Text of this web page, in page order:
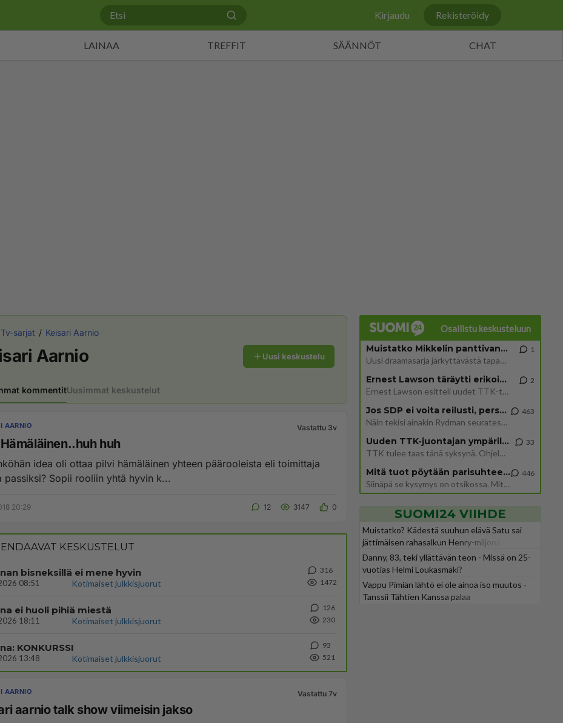
Kirjaudu Rekisteröidy
LAINAA TREFFIT SÄÄNNÖT CHAT
Tv-sarjat Keisari Aarnio
Aarnio Uusi keskustelu
kommentitUusimmat keskustelut
AARNIO Vastattu 3v
huh
idea oli ottaa pilvi hämäläinen yhteen päärooleista eli toimittaja
passiksi? Sopii rooliin yhtä hyvin k...
20:29 12 3147 0
KESKUSTELUT
bisneksillä ei mene hyvin
08:51 Kotimaiset julkkisjuorut
316
1472
ei huoli pihiä miestä
18:11 Kotimaiset julkkisjuorut
126
230
KONKURSSI
13:48 Kotimaiset julkkisjuorut
93
521
AARNIO Vastattu 7v
aarnio talk show viimeisin jakso
Osallistu keskusteluun
Muistatko Mikkelin panttivankidraaman?
Uusi draamasarja järkyttävästä tapauksesta on tulossa. Tositapahtumiin perustuva sarja ammentaa vuoden 1986 Mikkelin pan
1
Ernest Lawson täräytti erikoisen heiton TTK-lehdistötilaisuudessa: " Onko tässä tarkoituksena...?"
Ernest Lawson esitteli uudet TTK-tähtioppilaat ja opettajat torstaina 6.8. lehdistölle. Tulevalla kaudella on yksi hausk
2
Jos SDP ei voita reilusti, persut kumoavat demokratian Suomesta
Näin tekisi ainakin Rydman seuratessaan idolinsa Trumpin mallia https://www.is.fi/politiikka/art-2000012187244.html
463
Uuden TTK-juontajan ympärillä epätietoisuus sakenee - Nyt MTV hämmentää soppaa
TTK tulee taas tänä syksynä. Ohjelman uudet tähtioppilaat julkistetaan torstaina 6. elokuuta klo 14 alkavassa lehdistö
33
Mitä tuot pöytään parisuhteessa?
Siinäpä se kysymys on otsikossa. Mitäpä siis tuot/toisit pöytään parisuhteessa? Oletko mies vai nainen? Koetko sen mitä
446
SUOMI24 VIIHDE
Muistatko? Kädestä suuhun elävä Satu sai
jättimäisen rahasalkun Henry-miljonääriltä
Danny, 83, teki yllättävän teon - Missä on 25-
vuotias Helmi Loukasmäki?
Vappu Pimiän lähtö ei ole ainoa iso muutos -
Tanssii Tähtien Kanssa palaa